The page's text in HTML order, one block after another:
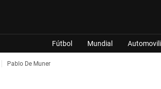
Fútbol Mundial
Pablo De Muner